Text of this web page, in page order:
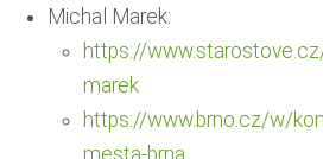
Michal Marek:
https://
marek
https://www.brno.cz/w/
mesta-brna